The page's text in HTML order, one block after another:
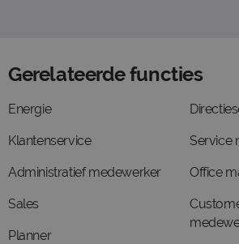
Gerelateerde functies
Energie
Klantenservice
Administratief medewerker
Sales
Planner
Service
Office